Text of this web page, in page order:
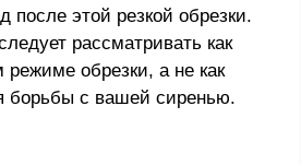
после этой резкой обрезки.
рассматривать как
обрезки, а не как
борьбы с вашей сиренью.